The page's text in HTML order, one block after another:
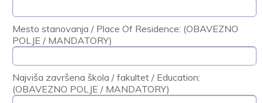
Mesto stanovanja / Place Of Residence: (OBAVEZNO
POLJE / MANDATORY)
Najviša završena škola / fakultet / Education:
(OBAVEZNO POLJE / MANDATORY)